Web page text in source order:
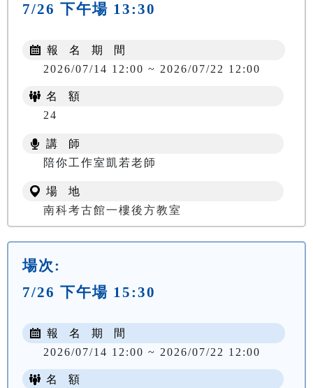
7/26 下午場 13:30
報 名 期 間
2026/07/14 12:00 ~ 2026/07/22 12:00
名 額
24
講 師
陪你工作室凱若老師
場 地
南科考古館一樓後方教室
場次:
7/26 下午場 15:30
報 名 期 間
2026/07/14 12:00 ~ 2026/07/22 12:00
名 額